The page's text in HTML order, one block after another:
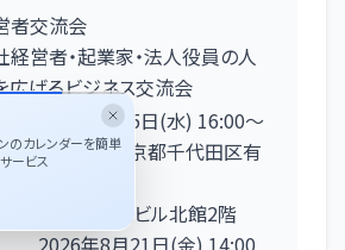
者交流会
経営者・起業家・法人役員の人
広げるビジネス交流会
2026年8月5日(水) 16:00〜
17:30東京都千代田区有
有楽町電気ビル北館2階
2026年8月21日(金) 14:00
のカレンダーを簡単
ービス